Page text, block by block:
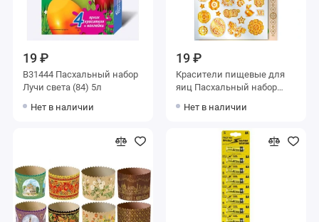
19 ₽
В31444 Пасхальный набор
Лучи света (84) 5л
Нет в наличии
19 ₽
Красители пищевые для
яиц Пасхальный набор
Нет в наличии